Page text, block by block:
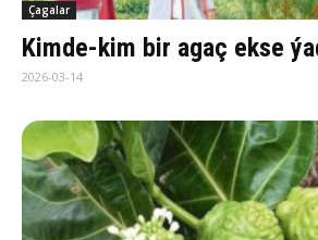
Çagalar
Kim­de-kim bir agaç ek­se
2026-03-14